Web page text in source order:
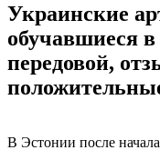
Украинские
обучавшиеся
передовой,
В Эстонии после